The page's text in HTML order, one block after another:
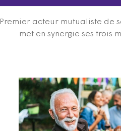
Premier acteur mutualiste de
met en synergie ses trois